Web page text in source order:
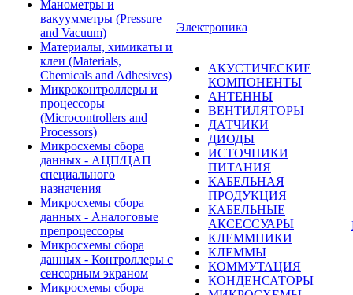
Манометры и
вакуумметры (Pressure
and Vacuum)
Материалы, химикаты и
клеи (Materials,
Chemicals and Adhesives)
Микроконтроллеры и
процессоры
(Microcontrollers and
Processors)
Микросхемы сбора
данных - АЦП/ЦАП
специального
назначения
Микросхемы сбора
данных - Аналоговые
препроцессоры
Микросхемы сбора
данных - Контроллеры с
сенсорным экраном
Микросхемы сбора
Электроника
АКУСТИЧЕСКИЕ
КОМПОНЕНТЫ
АНТЕННЫ
ВЕНТИЛЯТОРЫ
ДАТЧИКИ
ДИОДЫ
ИСТОЧНИКИ
ПИТАНИЯ
КАБЕЛЬНАЯ
ПРОДУКЦИЯ
КАБЕЛЬНЫЕ
АКСЕССУАРЫ
КЛЕММНИКИ
КЛЕММЫ
КОММУТАЦИЯ
КОНДЕНСАТОРЫ